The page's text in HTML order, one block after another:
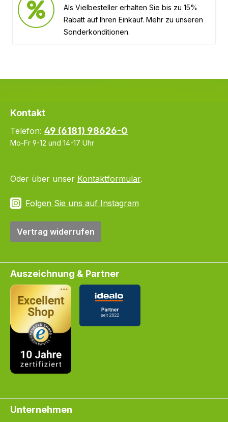
Als Vielbesteller erhalten Sie bis zu 15%
Rabatt auf Ihren Einkauf. Mehr zu unseren
Sonderkonditionen.
Kontakt
Telefon: 49 (6181) 98626-0
Mo-Fr 9-12 und 14-17 Uhr
Oder über unser Kontaktformular.
Folgen Sie uns auf Instagram
Vertrag widerrufen
Auszeichnung & Partner
Unternehmen